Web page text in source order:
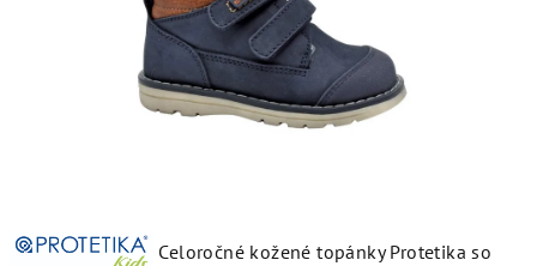
Celoročné kožené topánky Protetika so